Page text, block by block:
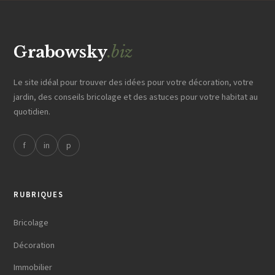
Grabowsky.biz
Le site idéal pour trouver des idées pour votre décoration, votre
jardin, des conseils bricolage et des astuces pour votre habitat au
quotidien.
f in p
RUBRIQUES
Bricolage
Décoration
Immobilier